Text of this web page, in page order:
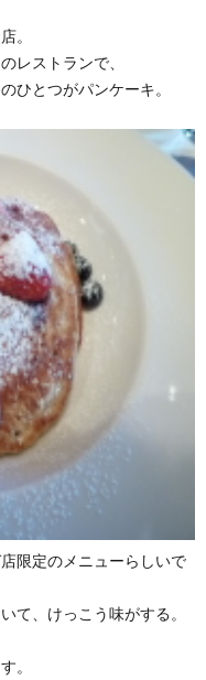
。
レストランで、
ひとつがパンケーキ。
限定のメニューらしいで
て、けっこう味がする。
。